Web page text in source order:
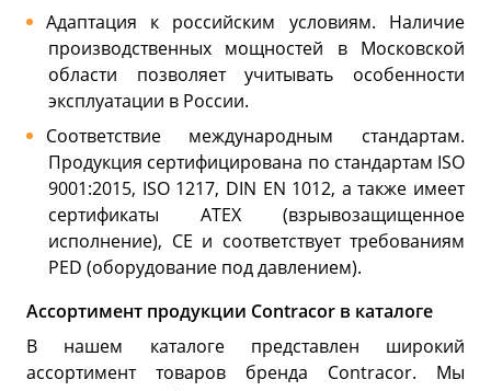
Адаптация к российским условиям. Наличие
производственных мощностей в Московской
области позволяет учитывать особенности
эксплуатации в России.
Соответствие международным стандартам.
Продукция сертифицирована по стандартам ISO
9001:2015, ISO 1217, DIN EN 1012, а также имеет
сертификаты ATEX (взрывозащищенное
исполнение), CE и соответствует требованиям
PED (оборудование под давлением).
Ассортимент продукции Contracor в каталоге
В нашем каталоге представлен широкий
ассортимент товаров бренда Contracor. Мы